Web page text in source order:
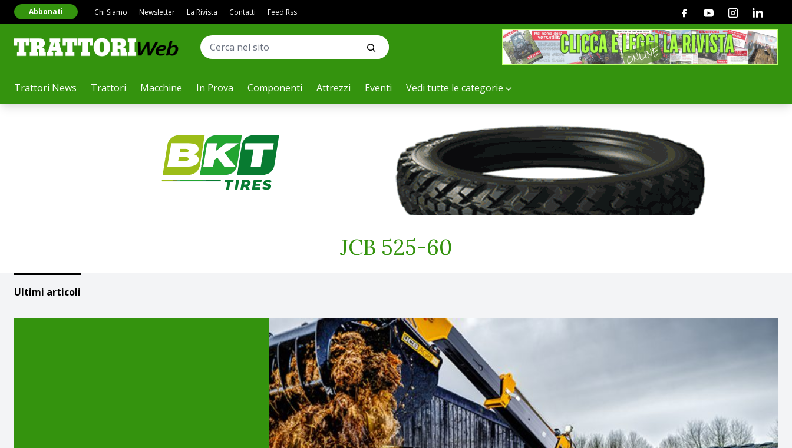
Trattori News Trattori Macchine In Prova Componenti Attrezzi Eventi Vedi tutte le categorie
Abbonati Chi Siamo Newsletter La Rivista Contatti Feed Rss FacebookYoutubeInstagramLinkedin
JCB 525-60
Ultimi articoli